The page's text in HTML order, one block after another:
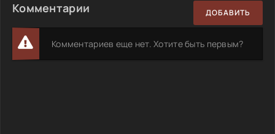
Комментарии ДОБАВИТЬ
Комментариев еще нет. Хотите быть первым?